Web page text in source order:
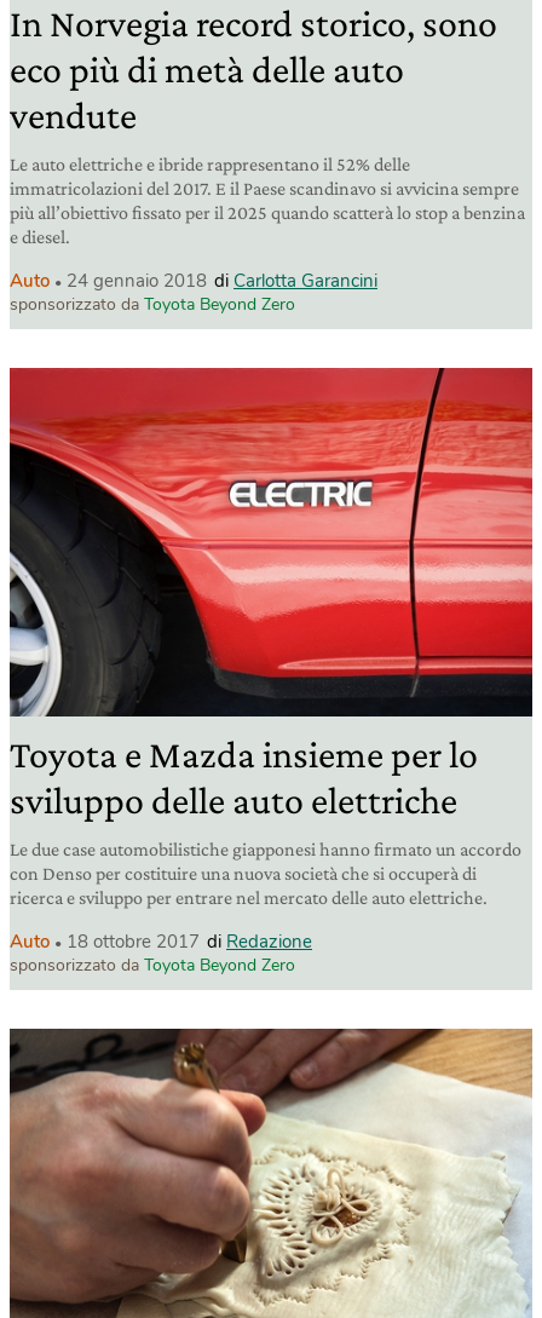
In Norvegia record storico, sono
eco più di metà delle auto
vendute
Le auto elettriche e ibride rappresentano il 52% delle
immatricolazioni del 2017. E il Paese scandinavo si avvicina sempre
più all’obiettivo fissato per il 2025 quando scatterà lo stop a benzina
e diesel.
Auto 24 gennaio 2018 di Carlotta Garancini
sponsorizzato da Toyota Beyond Zero
Toyota e Mazda insieme per lo
sviluppo delle auto elettriche
Le due case automobilistiche giapponesi hanno firmato un accordo
con Denso per costituire una nuova società che si occuperà di
ricerca e sviluppo per entrare nel mercato delle auto elettriche.
Auto 18 ottobre 2017 di Redazione
sponsorizzato da Toyota Beyond Zero